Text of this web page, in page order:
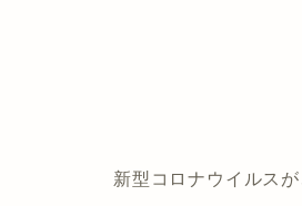
新型コロナウイルス